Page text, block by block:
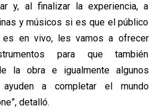
y, al finalizar la experiencia, a
y músicos si es que el público
en vivo, les vamos a ofrecer
para que también
la obra e igualmente algunos
a completar el mundo
detalló.